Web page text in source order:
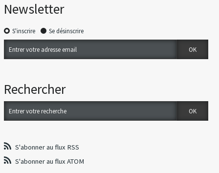
Newsletter
S'inscrire Se désinscrire
Rechercher
S'abonner au flux RSS
S'abonner au flux ATOM